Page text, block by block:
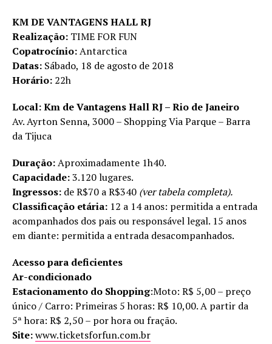
KM DE VANTAGENS HALL RJ
Realização: TIME FOR FUN
Copatrocínio:Antarctica
Datas: Sábado, 18 de agosto de 2018
Horário: 22h
Local: Km de Vantagens Hall RJ – Rio de Janeiro
Av. Ayrton Senna, 3000 – Shopping Via Parque – Barra
da Tijuca
Duração:Aproximadamente 1h40.
Capacidade:3.120 lugares.
Ingressos: de R$70 a R$340 (ver tabela completa).
Classificação etária: 12 a 14 anos: permitida a entrada
acompanhados dos pais ou responsável legal. 15 anos
em diante: permitida a entrada desacompanhados.
Acesso para deficientes
Ar-condicionado
Estacionamento do Shopping:Moto: R$ 5,00 – preço
único / Carro: Primeiras 5 horas: R$ 10,00. A partir da
5ª hora: R$ 2,50 – por hora ou fração.
Site:www.ticketsforfun.com.br